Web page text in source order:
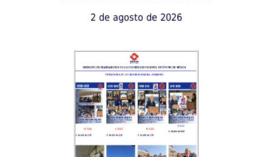
2 de agosto de 2026